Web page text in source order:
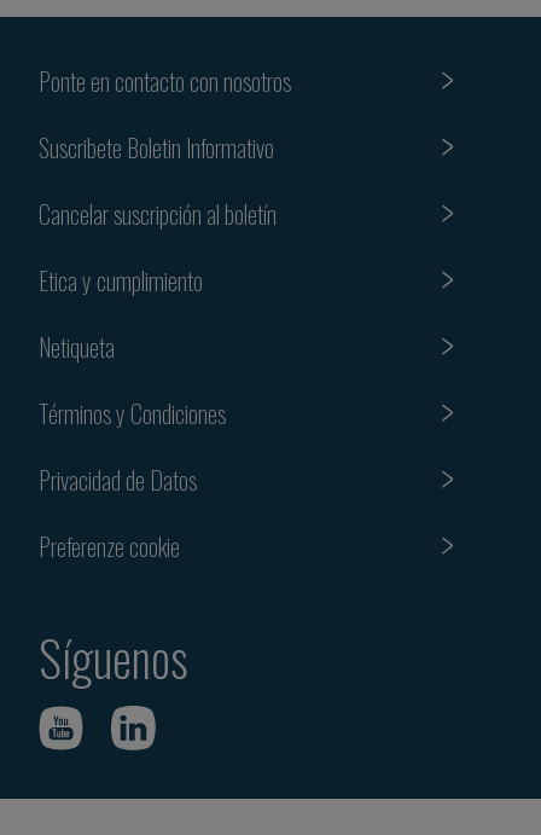
Ponte en contacto con nosotros
Suscribete Boletin Informativo
Cancelar suscripción al boletín
Etica y cumplimiento
Netiqueta
Términos y Condiciones
Privacidad de Datos
Preferenze cookie
Síguenos